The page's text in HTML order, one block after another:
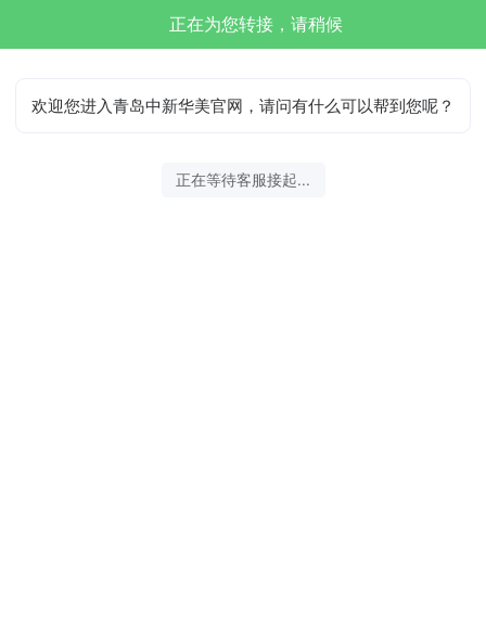
正在为您转接，请稍候
欢迎您进入青岛中新华美官网，请问有什么可以帮到您呢？
正在等待客服接起...